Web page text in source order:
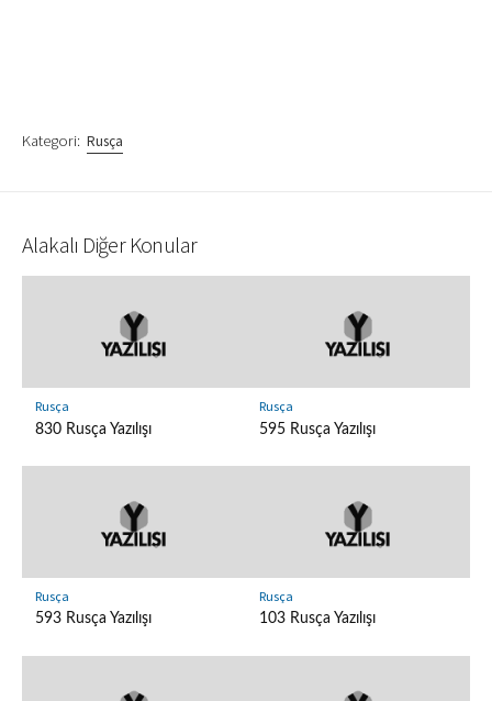
Kategori: Rusça
Alakalı Diğer Konular
Rusça
830 Rusça Yazılışı
Rusça
595 Rusça Yazılışı
Rusça
593 Rusça Yazılışı
Rusça
103 Rusça Yazılışı